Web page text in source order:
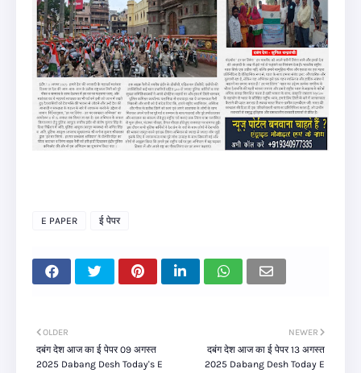
E PAPER ई पेपर
NEWER
दबंग देश आज का ई पेपर 13 अगस्त
2025 Dabang Desh Today E
OLDER
दबंग देश आज का ई पेपर 09 अगस्त
2025 Dabang Desh Today's E